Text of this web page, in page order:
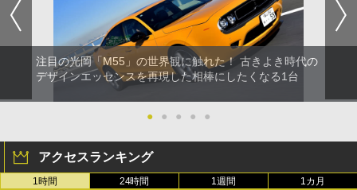
注目の光岡「M55」の世界観に触れた！ 古きよき時代の
デザインエッセンスを再現した相棒にしたくなる1台
● ● ● ● ●
アクセスランキング
1時間 24時間 1週間 1カ月